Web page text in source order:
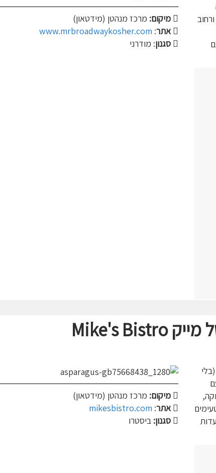
מיקום: מרכז מנהטן (מידטאון)
אתר:
www.mrbroadwaykosher.com
סגנון: מודרני
מייקMike's Bistro
מיקום: מרכז מנהטן (מידטאון)
אתר:
mikesbistro.com
סגנון: ביסטרו